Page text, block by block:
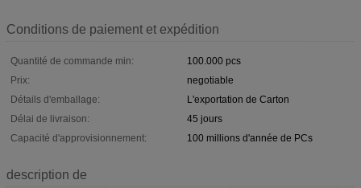
Conditions de paiement et expédition
Quantité de commande min:
100.000 pcs
Prix:
negotiable
Détails d'emballage:
L'exportation de Carton
Délai de livraison:
45 jours
Capacité d'approvisionnement:
100 millions d'année de PCs
description de